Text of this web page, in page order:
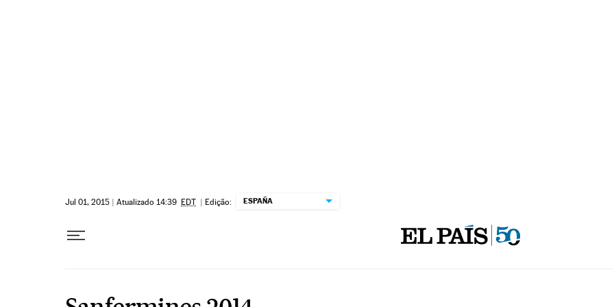
Jul 01, 2015 | Atualizado 14:39 EDT | Edição: ESPAÑA